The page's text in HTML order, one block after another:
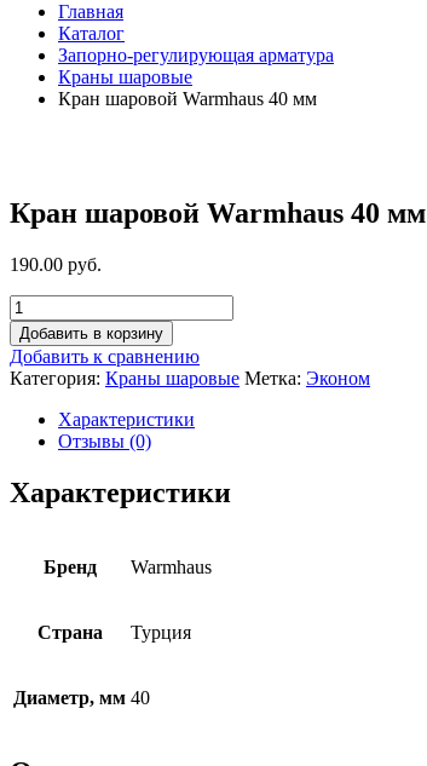
Главная
Каталог
Запорно-регулирующая арматура
Краны шаровые
Кран шаровой Warmhaus 40 мм
Кран шаровой Warmhaus 40 мм
190.00 руб.
Добавить в корзину
Добавить к сравнению
Категория: Краны шаровые Метка: Эконом
Характеристики
Отзывы (0)
Характеристики
Бренд Warmhaus
Страна Турция
Диаметр, мм 40